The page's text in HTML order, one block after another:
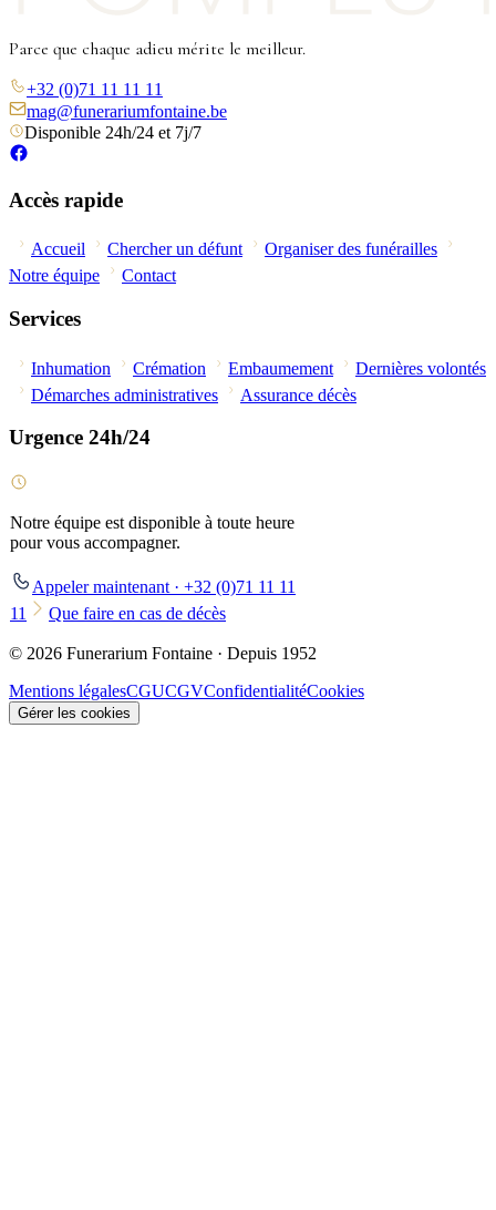
Parce que chaque adieu mérite le meilleur.
+32 (0)71 11 11 11
mag@funerariumfontaine.be
Disponible 24h/24 et 7j/7
Accès rapide
Accueil Chercher un défunt
Organiser des funérailles
Notre équipe
Contact
Services
Inhumation Crémation Embaumement
Dernières volontés
Démarches administratives
Assurance décès
Urgence 24h/24
Notre équipe est disponible à toute heure
pour vous accompagner.
Appeler maintenant · +32 (0)71 11 11
11
Que faire en cas de décès
© 2026 Funerarium Fontaine · Depuis 1952
Mentions légalesCGUCGVConfidentialitéCookies
Gérer les cookies